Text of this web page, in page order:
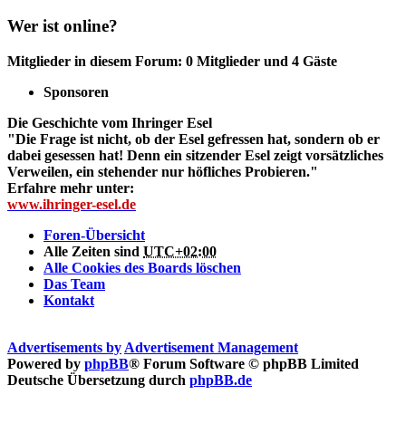
Wer ist online?
Mitglieder in diesem Forum: 0 Mitglieder und 4 Gäste
Sponsoren
Die Geschichte vom Ihringer Esel
"Die Frage ist nicht, ob der Esel gefressen hat, sondern ob er
dabei gesessen hat! Denn ein sitzender Esel zeigt vorsätzliches
Verweilen, ein stehender nur höfliches Probieren."
Erfahre mehr unter:
www.ihringer-esel.de
Foren-Übersicht
Alle Zeiten sind UTC+02:00
Alle Cookies des Boards löschen
Das Team
Kontakt
Advertisements by Advertisement Management
Powered by phpBB® Forum Software © phpBB Limited
Deutsche Übersetzung durch phpBB.de